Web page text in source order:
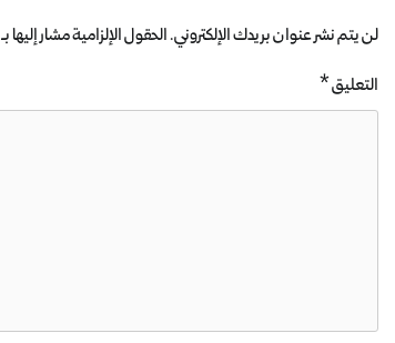
لن يتم نشر عنوان بريدك الإلكتروني.الحقول الإلزامية مشار إليها بـ
التعليق*